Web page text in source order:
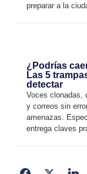
preparar a la
¿Podrías
Las 5
detectar
Voces clonadas,
y correos sin
amenazas.
entrega claves